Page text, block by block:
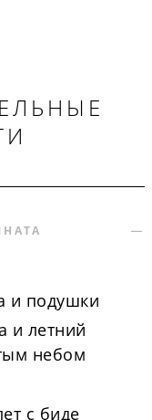
и подушки
и летний
небом
с биде